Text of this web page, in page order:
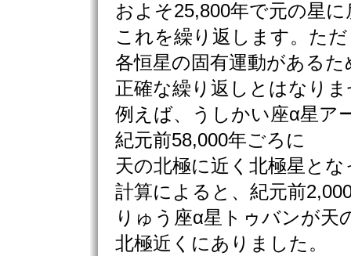
およそ25,800年で元の星に
これを繰り返します。た
各恒星の固有運動があるた
正確な繰り返しとはなり
例えば、うしかい座α星ア
紀元前58,000年ごろに
天の北極に近く北極星と
計算によると、紀元前
りゅう座α星トゥバンが天
北極近くにありました。